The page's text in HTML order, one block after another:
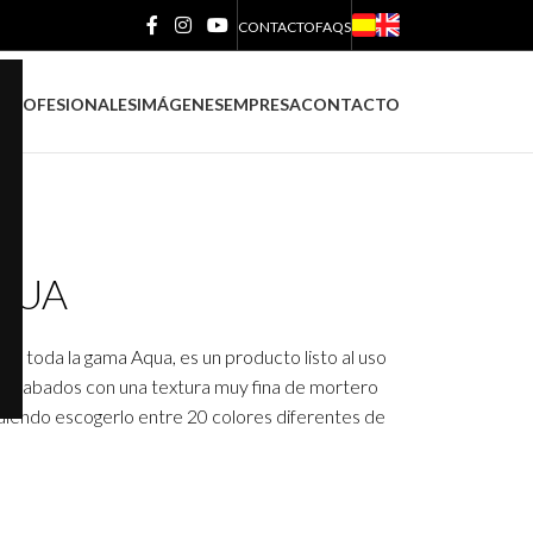
CONTACTOFAQS
PROFESIONALESIMÁGENESEMPRESACONTACTO
toda la gama Aqua, es un producto listo al uso
con una textura muy fina de mortero
escogerlo entre 20 colores diferentes de